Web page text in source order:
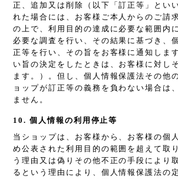
正、追加又は削除（以下「訂正等」とい
れた場合には、お客様ご本人からのご請
の上で、利用目的の達成に必要な範囲内
必要な調査を行い、その結果に基づき、
正等を行い、その旨をお客様に通知しま
い旨の決定をしたときは、お客様に対し
ます。）。但し、個人情報保護法その他
ョップが訂正等の義務を負わない場合は
ません。
10. 個人情報の利用停止等
当ショップは、お客様から、お客様の個
め公表された利用目的の範囲を超えて取
う理由又は偽りその他不正の手段により
るという理由により、個人情報保護法の